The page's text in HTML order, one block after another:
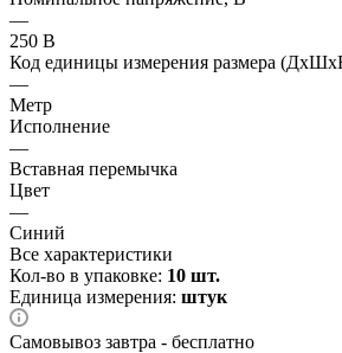
—
250 В
Код единицы измерения размера
—
Метр
Исполнение
—
Вставная перемычка
Цвет
—
Синий
Все характеристики
Кол-во в упаковке: 10 шт.
Единица измерения: штук
Самовывоз завтра - бесплатно